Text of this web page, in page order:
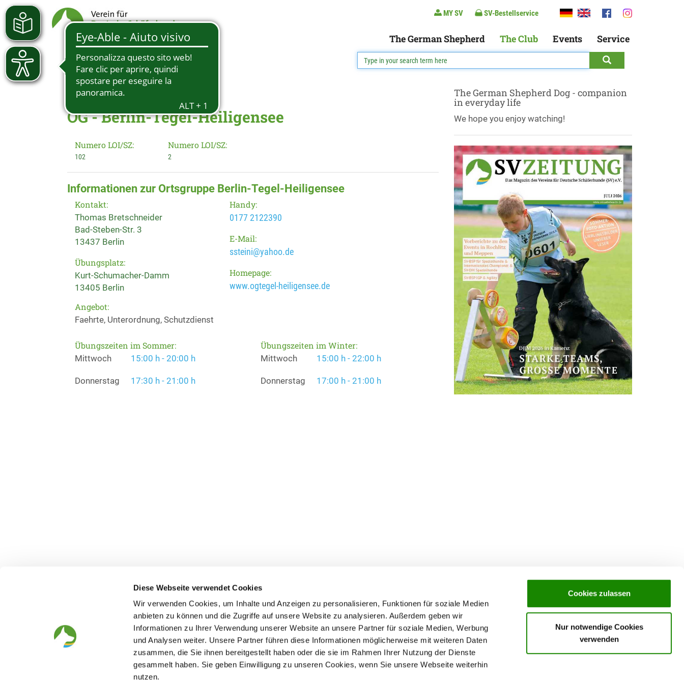
Diese Webseite verwendet Cookies
Wir verwenden Cookies, um Inhalte und Anzeigen zu personalisieren, Funktionen für soziale Medien
anbieten zu können und die Zugriffe auf unsere Website zu analysieren. Außerdem geben wir
Informationen zu Ihrer Verwendung unserer Website an unsere Partner für soziale Medien, Werbung
und Analysen weiter. Unsere Partner führen diese Informationen möglicherweise mit weiteren Daten
zusammen, die Sie ihnen bereitgestellt haben oder die sie im Rahmen Ihrer Nutzung der Dienste
gesammelt haben. Sie geben Einwilligung zu unseren Cookies, wenn Sie unsere Webseite weiterhin
nutzen.
Cookies zulassen
Nur notwendige Cookies
verwenden
MY SV SV-Bestellservice
The German Shepherd The Club Events Service
OG - Berlin-Tegel-Heiligensee
Numero LOI/SZ:
102
Numero LOI/SZ:
2
Informationen zur Ortsgruppe Berlin-Tegel-Heiligensee
Kontakt:
Thomas Bretschneider
Bad-Steben-Str. 3
13437 Berlin
Übungsplatz:
Kurt-Schumacher-Damm
13405 Berlin
Handy:
0177 2122390
E-Mail:
ssteini@yahoo.de
Homepage:
www.ogtegel-heiligensee.de
Angebot:
Faehrte, Unterordnung, Schutzdienst
Übungszeiten im Sommer:
Mittwoch 15:00 h - 20:00 h
Donnerstag 17:30 h - 21:00 h
Übungszeiten im Winter:
Mittwoch 15:00 h - 22:00 h
Donnerstag 17:00 h - 21:00 h
The German Shepherd Dog - companion
in everyday life
We hope you enjoy watching!
The German Shepherd
Everything about the breed
Breeding and upbringing
Helper and saviour
The Club
Structur
SV magazine
Events
Association's main events
Supra-regional events VDH/FCI
Service
Become a member
Paymentsystem